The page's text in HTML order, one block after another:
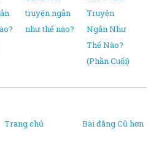
truyện ngắn
như thế nào?
Truyện
Ngắn Như
Thế Nào?
(Phần Cuối)
Bài đăng Cũ hơn
Trang chủ